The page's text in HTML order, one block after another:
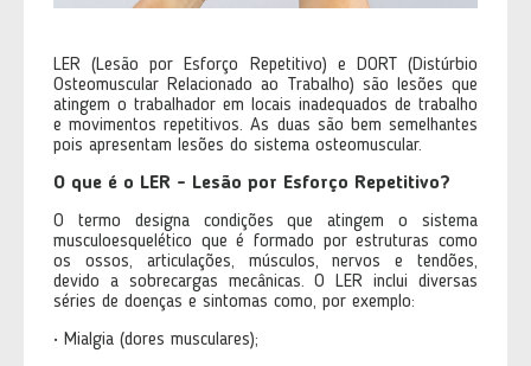
LER (Lesão por Esforço Repetitivo) e DORT (Distúrbio
Osteomuscular Relacionado ao Trabalho) são lesões que
atingem o trabalhador em locais inadequados de trabalho
e movimentos repetitivos. As duas são bem semelhantes
pois apresentam lesões do sistema osteomuscular.
O que é o LER - Lesão por Esforço Repetitivo?
O termo designa condições que atingem o sistema
musculoesquelético que é formado por estruturas como
os ossos, articulações, músculos, nervos e tendões,
devido a sobrecargas mecânicas. O LER inclui diversas
séries de doenças e sintomas como, por exemplo:
• Mialgia (dores musculares);